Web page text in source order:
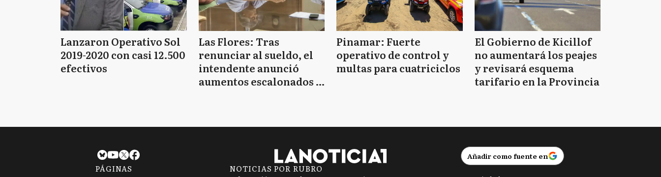
Lanzaron Operativo Sol
2019-2020 con casi 12.500
efectivos
Las Flores: Tras
renunciar al sueldo, el
intendente anunció
aumentos escalonados y
Pinamar: Fuerte
operativo de control y
multas para cuatriciclos
El Gobierno de Kicillof
no aumentará los peajes
y revisará esquema
tarifario en la Provincia
Añadir como fuente en
PÁGINAS
NOTICIAS POR RUBRO